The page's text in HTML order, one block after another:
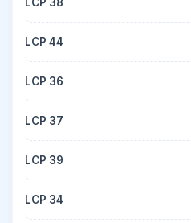
LCP 44
LCP 36
LCP 37
LCP 39
LCP 34